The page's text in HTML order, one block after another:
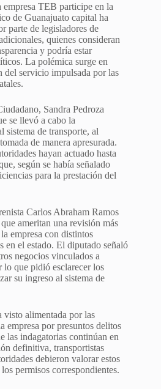
TEB participe en la
de Guanajuato capital ha
parte de legisladores de
quienes consideran
y podría estar
La polémica surge en
del servicio impulsada por las
Sandra Pedroza
se llevó a cabo la
sistema de transporte, al
de manera apresurada.
hayan actuado hasta
según se había señalado
para la prestación del
Carlos Abraham Ramos
ameritan una revisión más
empresa con distintos
en el estado. El diputado señaló
negocios vinculados a
lo que pidió esclarecer los
su ingreso al sistema de
visto alimentada por las
empresa por presuntos delitos
las indagatorias continúan en
definitiva, transportistas
debieron valorar estos
permisos correspondientes.